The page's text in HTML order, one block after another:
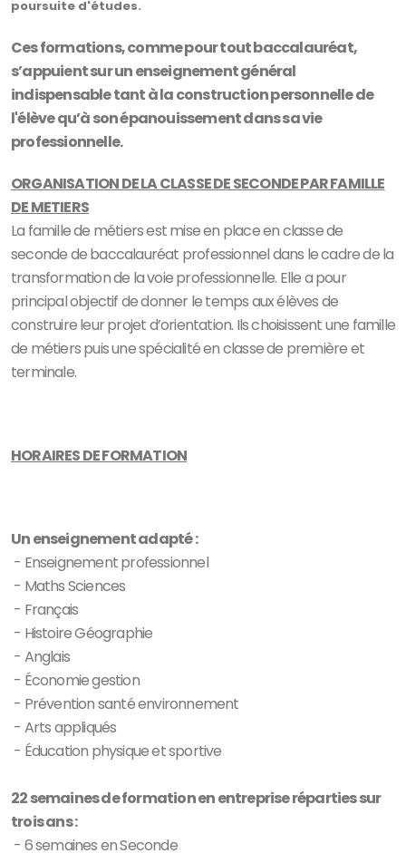
poursuite d'études.
Ces formations, comme pour tout baccalauréat,
s’appuient sur un enseignement général
indispensable tant à la construction personnelle de
l'élève qu’à son épanouissement dans sa vie
professionnelle.
ORGANISATION DE LA CLASSE DE SECONDE PAR FAMILLE
DE METIERS
La famille de métiers est mise en place en classe de
seconde de baccalauréat professionnel dans le cadre de la
transformation de la voie professionnelle. Elle a pour
principal objectif de donner le temps aux élèves de
construire leur projet d’orientation. Ils choisissent une famille
de métiers puis une spécialité en classe de première et
terminale.
HORAIRES DE FORMATION
Un enseignement adapté :
- Enseignement professionnel
- Maths Sciences
- Français
- Histoire Géographie
- Anglais
- Économie gestion
- Prévention santé environnement
- Arts appliqués
- Éducation physique et sportive
22 semaines de formation en entreprise réparties sur
trois ans :
- 6 semaines en Seconde